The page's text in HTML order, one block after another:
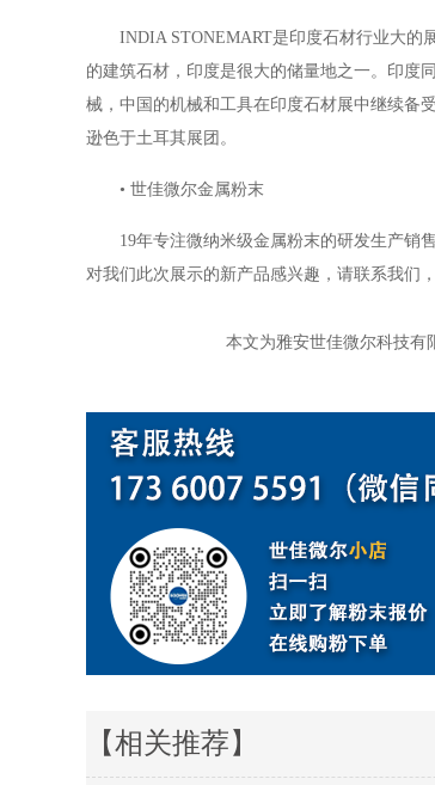
INDIA STONEMART是印度石材行业大的
的建筑石材，印度是很大的储量地之一。印度
械，中国的机械和工具在印度石材展中继续备
逊色于土耳其展团。
• 世佳微尔金属粉末
19年专注微纳米级金属粉末的研发生产销
对我们此次展示的新产品感兴趣，请联系我们
本文为雅安世佳微尔科技有
【相关推荐】